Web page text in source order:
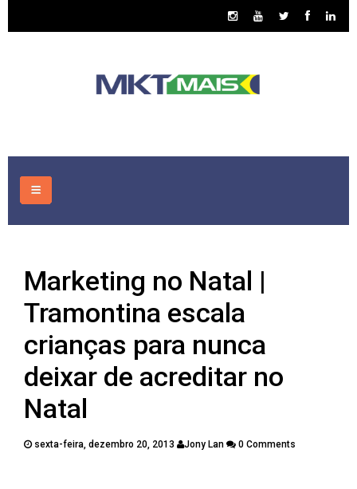
CONSULTORIA
ASSUNTOS
PUBLICAÇÕES
CONTATOS
Marketing no Natal |
Tramontina escala
crianças para nunca
deixar de acreditar no
Natal
sexta-feira, dezembro 20, 2013 Jony Lan 0 Comments